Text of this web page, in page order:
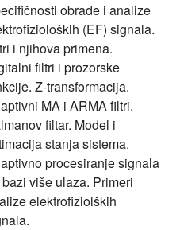
obrade i analize
(EF) signala.
i njihova primena.
filtri i prozorske
Z-transformacija.
MA i ARMA filtri.
filtar. Model i
stanja sistema.
procesiranje signala
više ulaza. Primeri
elektrofiziolških